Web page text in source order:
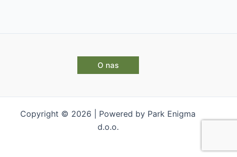
O nas
Copyright © 2026 | Powered by Park Enigma
d.o.o.